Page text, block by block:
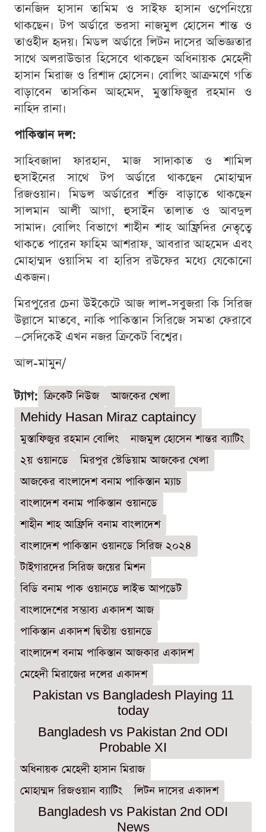
তানজিদ হাসান তামিম ও সাইফ হাসান ওপেনিংয়ে
থাকছেন। টপ অর্ডারে ভরসা নাজমুল হোসেন শান্ত ও
তাওহীদ হৃদয়। মিডল অর্ডারে লিটন দাসের অভিজ্ঞতার
সাথে অলরাউন্ডার হিসেবে থাকছেন অধিনায়ক মেহেদী
হাসান মিরাজ ও রিশাদ হোসেন। বোলিং আক্রমণে গতি
বাড়াবেন তাসকিন আহমেদ, মুস্তাফিজুর রহমান ও
নাহিদ রানা।
পাকিস্তান দল:
সাহিবজাদা ফারহান, মাজ সাদাকাত ও শামিল
হুসাইনের সাথে টপ অর্ডারে থাকছেন মোহাম্মদ
রিজওয়ান। মিডল অর্ডারের শক্তি বাড়াতে থাকছেন
সালমান আলী আগা, হুসাইন তালাত ও আবদুল
সামাদ। বোলিং বিভাগে শাহীন শাহ আফ্রিদির নেতৃত্বে
থাকতে পারেন ফাহিম আশরাফ, আবরার আহমেদ এবং
মোহাম্মদ ওয়াসিম বা হারিস রউফের মধ্যে যেকোনো
একজন।
মিরপুরের চেনা উইকেটে আজ লাল-সবুজরা কি সিরিজ
উল্লাসে মাতবে, নাকি পাকিস্তান সিরিজে সমতা ফেরাবে
—সেদিকেই এখন নজর ক্রিকেট বিশ্বের।
আল-মামুন/
ট্যাগ: ক্রিকেট নিউজ
আজকের খেলা
Mehidy Hasan Miraz captaincy
মুস্তাফিজুর রহমান বোলিং
নাজমুল হোসেন শান্তর ব্যাটিং
২য় ওয়ানডে
মিরপুর স্টেডিয়াম আজকের খেলা
আজকের বাংলাদেশ বনাম পাকিস্তান ম্যাচ
বাংলাদেশ বনাম পাকিস্তান ওয়ানডে
শাহীন শাহ আফ্রিদি বনাম বাংলাদেশ
বাংলাদেশ পাকিস্তান ওয়ানডে সিরিজ ২০২৪
টাইগারদের সিরিজ জয়ের মিশন
বিডি বনাম পাক ওয়ানডে লাইভ আপডেট
বাংলাদেশের সম্ভাব্য একাদশ আজ
পাকিস্তান একাদশ দ্বিতীয় ওয়ানডে
বাংলাদেশ বনাম পাকিস্তান আজকার একাদশ
মেহেদী মিরাজের দলের একাদশ
Pakistan vs Bangladesh Playing 11
today
Bangladesh vs Pakistan 2nd ODI
Probable XI
অধিনায়ক মেহেদী হাসান মিরাজ
মোহাম্মদ রিজওয়ান ব্যাটিং
লিটন দাসের একাদশ
Bangladesh vs Pakistan 2nd ODI
News